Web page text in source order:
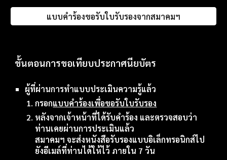
แบบคำร้องขอรับใบรับรองจากสมาคมฯ
ขั้นตอนการขอเทียบประกาศนียบัตร
ผู้ที่ผ่านการทำแบบประเมินความรู้แล้ว
กรอกแบบคำร้องเพื่อขอรับใบรับรอง
หลังจากเจ้าหน้าที่ได้รับคำร้อง และตรวจสอบว่า
ท่านเคยผ่านการประเมินแล้ว
สมาคมฯจะส่งหนังสือรับรองแบบอิเล็กทรอนิกส์ไป
ยังอีเมล์ที่ท่านได้ให้ไว้ ภายใน 7 วัน